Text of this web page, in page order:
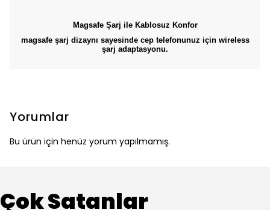
Magsafe Şarj ile Kablosuz Konfor
magsafe şarj dizaynı sayesinde cep telefonunuz için wireless
şarj adaptasyonu.
Yorumlar
Bu ürün için henüz yorum yapılmamış.
Çok Satanlar